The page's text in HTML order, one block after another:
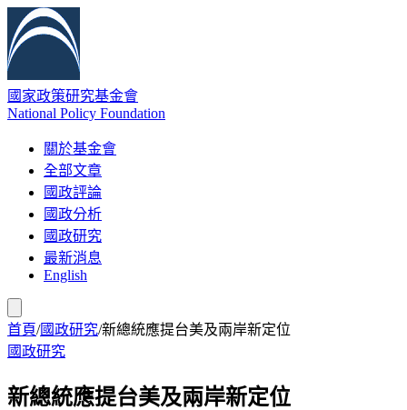
國家政策研究基金會
National Policy Foundation
關於基金會
全部文章
國政評論
國政分析
國政研究
最新消息
English
首頁/國政研究/新總統應提台美及兩岸新定位
國政研究
新總統應提台美及兩岸新定位